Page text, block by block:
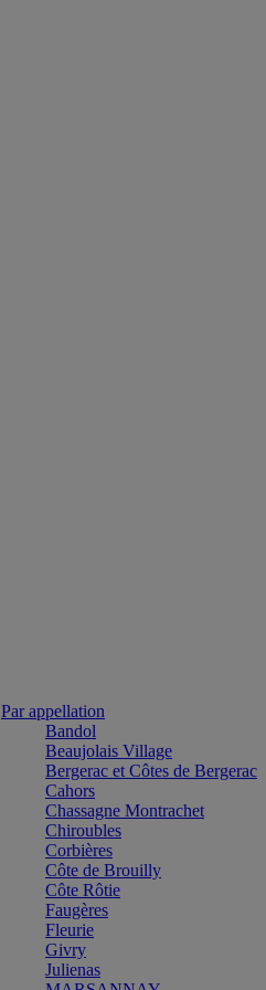
Par appellation
Bandol
Beaujolais Village
Bergerac et Côtes de Bergerac
Cahors
Chassagne Montrachet
Chiroubles
Corbières
Côte de Brouilly
Côte Rôtie
Faugères
Fleurie
Givry
Julienas